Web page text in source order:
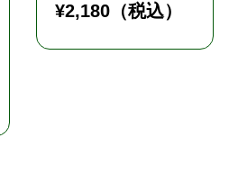
¥2,180 （税込）